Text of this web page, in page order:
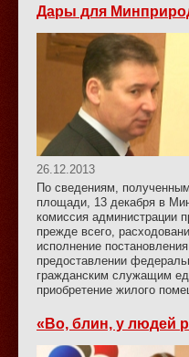
Дары для
26.12.2013
По сведениям,
площади, 13 декабря в
комиссия администрации
прежде всего,
исполнение
предоставлении
гражданским служащим
приобретение жилого
«Во, блин, у людей